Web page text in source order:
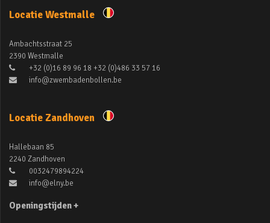
Locatie Westmalle
Ambachtsstraat 25
2390 Westmalle
+32 (0)16 89 96 18 +32 (0)486 33 57 16
info@zwembadenbollen.be
Locatie Zandhoven
Hallebaan 85
2240 Zandhoven
0032479894224
info@elny.be
Openingstijden +